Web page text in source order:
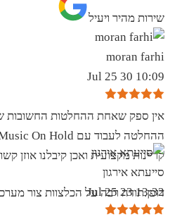
שירות מהיר ויעיל
moran farhi
10:09 30 Jul 25
אין ספק שאחת ההחלטות החשובות
קריינות מקצועית ואכן קיבלנו אוזן
דופן.תודה רבה על הכלצוות צור
סייעתא אירגון
13:32 23 Jul 25